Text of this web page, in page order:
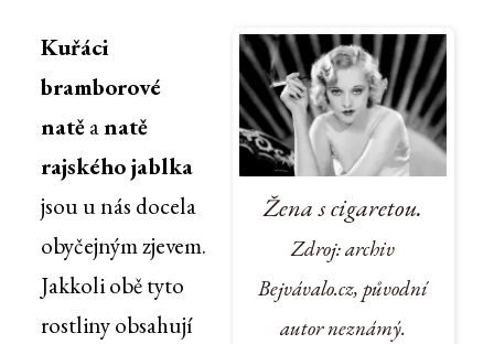
Žena s cigaretou.
Zdroj: archiv
Bejvávalo.cz, původní
autor neznámý.
Kuřáci
bramborové
natěanatě
rajského jablka
jsou u nás docela
obyčejným zjevem.
Jakkoli obě tyto
rostliny obsahují